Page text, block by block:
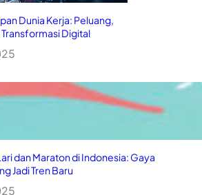
Dunia Kerja: Peluang,
Digital
dan Maraton di Indonesia: Gaya
Jadi Tren Baru